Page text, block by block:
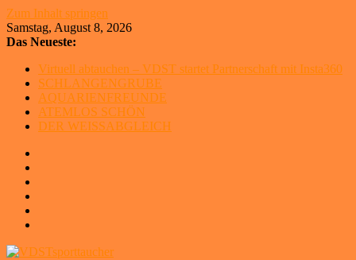
Zum Inhalt springen
Samstag, August 8, 2026
Das Neueste:
Virtuell abtauchen – VDST startet Partnerschaft mit Insta360
SCHLANGENGRUBE
AQUARIENFREUNDE
ATEMLOS SCHÖN
DER WEISSABGLEICH